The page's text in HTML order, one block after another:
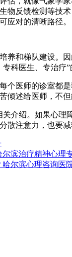
物反馈检测等技
应对的清晰路径。
养和梯队建设。
科医生、专治
医师的诊室都是
倾述给医师，不
绍。如果心理
散注意力，也要减
滨治疗精神心理
尔滨心理咨询医